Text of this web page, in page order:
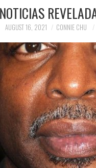
AUGUST 16, 2021 CONNIE CHU